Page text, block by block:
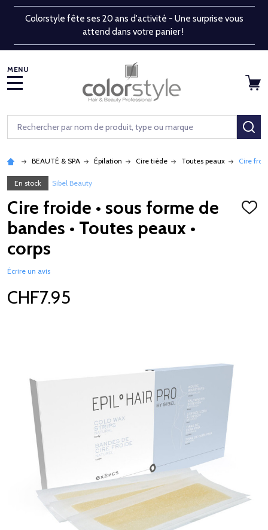
Colorstyle fête ses 20 ans d'activité - Une surprise vous
attend dans votre panier !
Rechercher
BEAUTÉ & SPA Épilation Cire tiède Toutes peaux Cire
En stock Sibel Beauty
Cire froide • sous forme de
bandes • Toutes peaux •
corps
Écrire un avis
CHF7.95